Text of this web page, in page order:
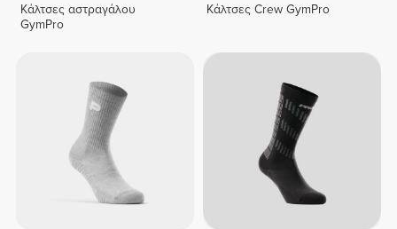
Κάλτσες αστραγάλου
GymPro
Κάλτσες Crew GymPro